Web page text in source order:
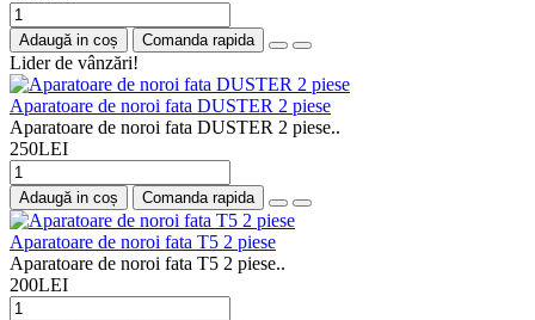
Adaugă in coș Comanda rapida
Lider de vânzări!
Aparatoare de noroi fata DUSTER 2 piese
Aparatoare de noroi fata DUSTER 2 piese..
250LEI
Adaugă in coș Comanda rapida
Aparatoare de noroi fata T5 2 piese
Aparatoare de noroi fata T5 2 piese..
200LEI